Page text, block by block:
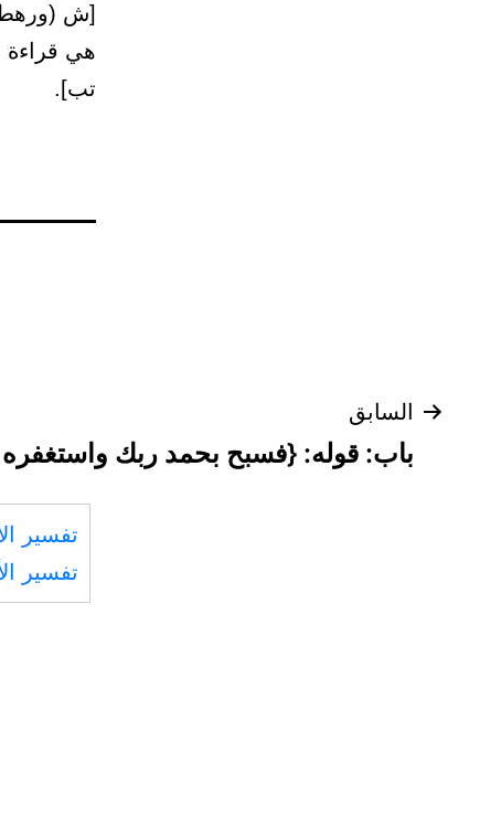
[ش
هي قراءة
تب].
تصفّح
المقالات
السابق
باب: قوله: {فسبح بحمد ربك واستغفره
تفسير
تفسير